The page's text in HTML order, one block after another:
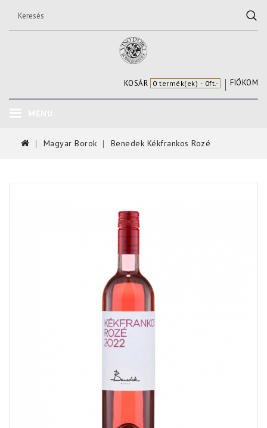
FIÓKOM
KOSÁR 0 termék(ek) - 0ft.-
Magyar Borok Benedek Kékfrankos Rozé